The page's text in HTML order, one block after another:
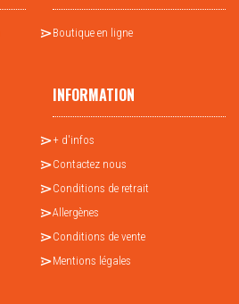
Boutique en ligne
INFORMATION
+ d'infos
Contactez nous
Conditions de retrait
Allergènes
Conditions de vente
Mentions légales